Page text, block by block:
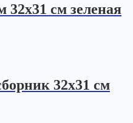
32х31 см зеленая
32х31 см